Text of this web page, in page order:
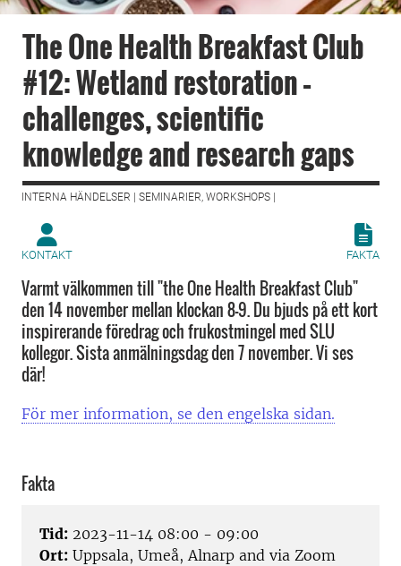
The One Health Breakfast Club
#12: Wetland restoration –
challenges, scientific
knowledge and research gaps
INTERNA HÄNDELSER | SEMINARIER, WORKSHOPS |
KONTAKT FAKTA
Varmt välkommen till "the One Health Breakfast Club"
den 14 november mellan klockan 8-9. Du bjuds på ett kort
inspirerande föredrag och frukostmingel med SLU
kollegor. Sista anmälningsdag den 7 november. Vi ses
där!
För mer information, se den engelska sidan.
Fakta
Tid: 2023-11-14 08:00 - 09:00
Ort: Uppsala, Umeå, Alnarp and via Zoom